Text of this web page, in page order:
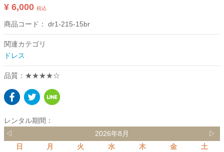
¥ 6,000 税込
商品コード： dr1-215-15br
関連カテゴリ
ドレス
品質：★★★★☆
レンタル期間：
◁
2026年8月
▷
日
月 火 水 木 金
土